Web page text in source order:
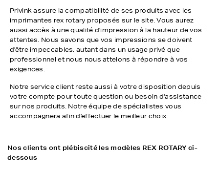
Privink assure la compatibilité de ses produits avec les
imprimantes rex rotary proposés sur le site. Vous aurez
aussi accès à une qualité d'impression à la hauteur de vos
attentes. Nous savons que vos impressions se doivent
d'être impeccables, autant dans un usage privé que
professionnel et nous nous attelons à répondre à vos
exigences.
Notre service client reste aussi à votre disposition depuis
votre compte pour toute question ou besoin d'assistance
sur nos produits. Notre équipe de spécialistes vous
accompagnera afin d'effectuer le meilleur choix.
Nos clients ont plébiscité les modèles REX ROTARY ci-
dessous